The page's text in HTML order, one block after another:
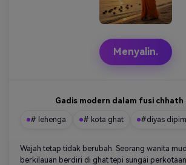
Menyalin.
Gadis modern dalam fusi
# lehenga # kota ghat #diyas
Wajah tetap tidak berubah. Seorang wanita
berkilauan berdiri di ghat tepi sungai